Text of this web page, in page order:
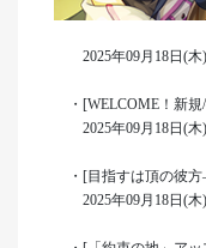
2025年09月18日(木)
・[WELCOME！新
2025年09月18日(木)
・[目指すは頂の彼
2025年09月18日(木)